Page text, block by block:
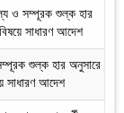
ও সম্পূরক শুল্ক হার
সাধারণ আদেশ
শুল্ক হার অনুসারে
সাধারণ আদেশ